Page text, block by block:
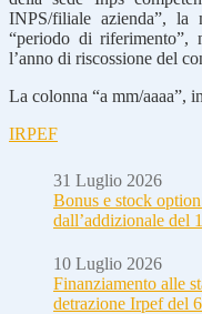
INPS/filiale azienda”, la
“periodo di riferimento”,
l’anno di riscossione del
La colonna “a mm/aaaa”,
IRPEF
31 Luglio 2026
Bonus e stock
dall’addizionale del
10 Luglio 2026
Finanziamento alle
detrazione Irpef del